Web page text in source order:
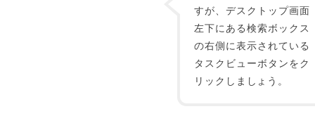
すが、デスクトップ画面
左下にある検索ボックス
の右側に表示されている
タスクビューボタンをク
リックしましょう。